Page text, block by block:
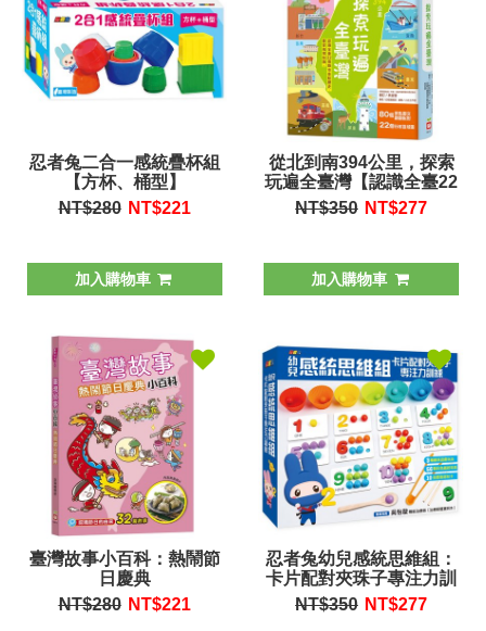
忍者兔二合一感統疊杯組
【方杯、桶型】
NT$280 NT$221
加入購物車
從北到南394公里，探索
玩遍全臺灣【認識全臺22
個縣市景點歷史，豐富地
理知識。】
NT$350 NT$277
加入購物車
臺灣故事小百科：熱鬧節
日慶典
NT$280 NT$221
忍者兔幼兒感統思維組：
卡片配對夾珠子專注力訓
練
NT$350 NT$277